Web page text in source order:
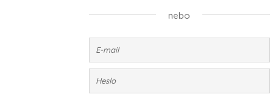
nebo